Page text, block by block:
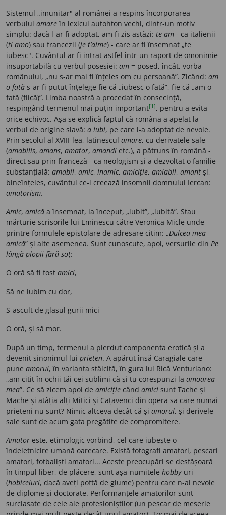
Sistemul „imunitar" al românei a respins încorporarea
verbului amareîn lexicul autohton vechi, dintr-un motiv
simplu: dacă l-ar fi adoptat, am fi zis astăzi: te am - ca italienii
(ti amo) sau francezii (je t’aime) - care ar fi însemnat „te
iubesc". Cuvântul ar fi intrat astfel într-un raport de omonimie
insuportabilă cu verbul posesiei: am = posed, încât, vorba
românului, „nu s-ar mai fi înțeles om cu persoană”. Zicând: am
o fată s-ar fi putut înțelege fie că „iubesc o fată”, fie că „am o
fată (fiică)”. Limba noastră a procedat în consecință,
respingând termenul mai puțin important[1], pentru a evita
orice echivoc. Așa se explică faptul că româna a apelat la
verbul de origine slavă: a iubi, pe care l-a adoptat de nevoie.
Prin secolul al XVIII-lea, latinescul amare, cu derivatele sale
(amabilis, amans, amator, amandi etc.), a pătruns în română -
direct sau prin franceză - ca neologism și a dezvoltat o familie
substanțială: amabil, amic, inamic, amiciție, amiabil, amant și,
bineînțeles, cuvântul ce-i creează insomnii domnului Iercan:
amatorism.
Amic, amică a însemnat, la început, „iubit”, „iubită”. Stau
mărturie scrisorile lui Eminescu către Veronica Micle unde
printre formulele epistolare de adresare citim: „Dulcea mea
amică” și alte asemenea. Sunt cunoscute, apoi, versurile din Pe
lângă plopii fără soț:
O oră să fi fost amici,
Să ne iubim cu dor,
S-ascult de glasul gurii mici
O oră, și să mor.
După un timp, termenul a pierdut componenta erotică și a
devenit sinonimul lui prieten. A apărut însă Caragiale care
pune amorul, în varianta stâlcită, în gura lui Rică Venturiano:
„am citit în ochii tăi cei sublimi că și tu corespunzi la amoarea
mea”. Ce să zicem apoi de amiciție când amici sunt Tache și
Mache și atâția alți Mitici și Cațavenci din opera sa care numai
prieteni nu sunt? Nimic altceva decât că și amorul, și derivele
sale sunt de acum gata pregătite de compromitere.
Amator este, etimologic vorbind, cel care iubește o
îndeletnicire umană oarecare. Există fotografi amatori, pescari
amatori, fotbaliști amatori... Aceste preocupări se desfășoară
în timpul liber, de plăcere, sunt așa-numitele hobby-uri
(hobiceiuri, dacă aveți poftă de glume) pentru care n-ai nevoie
de diplome și doctorate. Performanțele amatorilor sunt
surclasate de cele ale profesioniștilor (un pescar de meserie